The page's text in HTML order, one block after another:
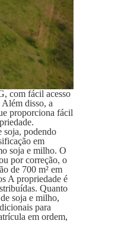
com fácil acesso
disso, a
proporciona fácil
soja, podendo
em
soja e milho. O
por correção, o
de 700 m² em
A propriedade é
Quanto
soja e milho,
para
em ordem,